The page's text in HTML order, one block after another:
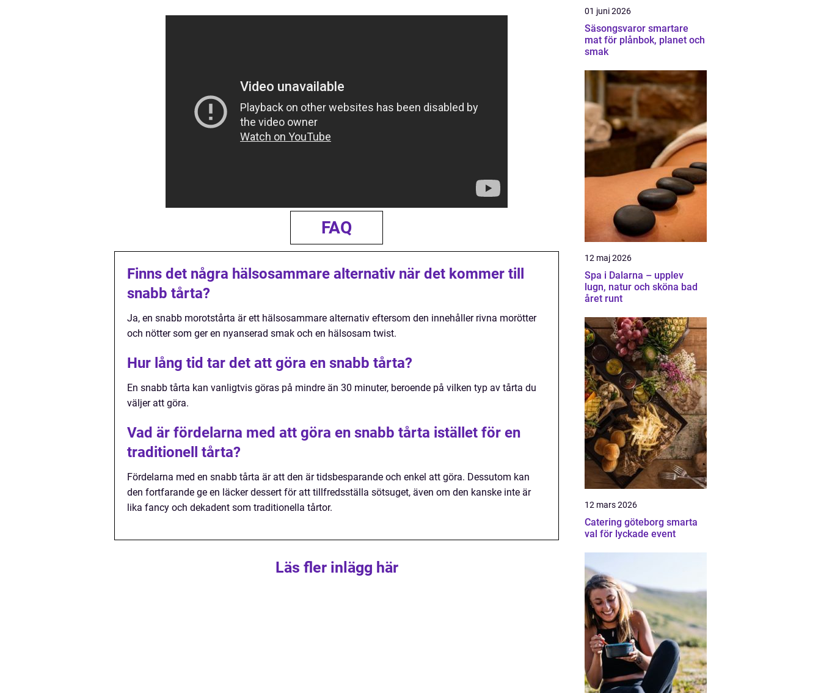
FAQ
Finns det några hälsosammare alternativ när det kommer till
snabb tårta?
Ja, en snabb morotstårta är ett hälsosammare alternativ eftersom den innehåller rivna morötter
och nötter som ger en nyanserad smak och en hälsosam twist.
Hur lång tid tar det att göra en snabb tårta?
En snabb tårta kan vanligtvis göras på mindre än 30 minuter, beroende på vilken typ av tårta du
väljer att göra.
Vad är fördelarna med att göra en snabb tårta istället för en
traditionell tårta?
Fördelarna med en snabb tårta är att den är tidsbesparande och enkel att göra. Dessutom kan
den fortfarande ge en läcker dessert för att tillfredsställa sötsuget, även om den kanske inte är
lika fancy och dekadent som traditionella tårtor.
Läs fler inlägg här
01 juni 2026
Säsongsvaror smartare
mat för plånbok, planet och
smak
12 maj 2026
Spa i Dalarna – upplev
lugn, natur och sköna bad
året runt
12 mars 2026
Catering göteborg smarta
val för lyckade event